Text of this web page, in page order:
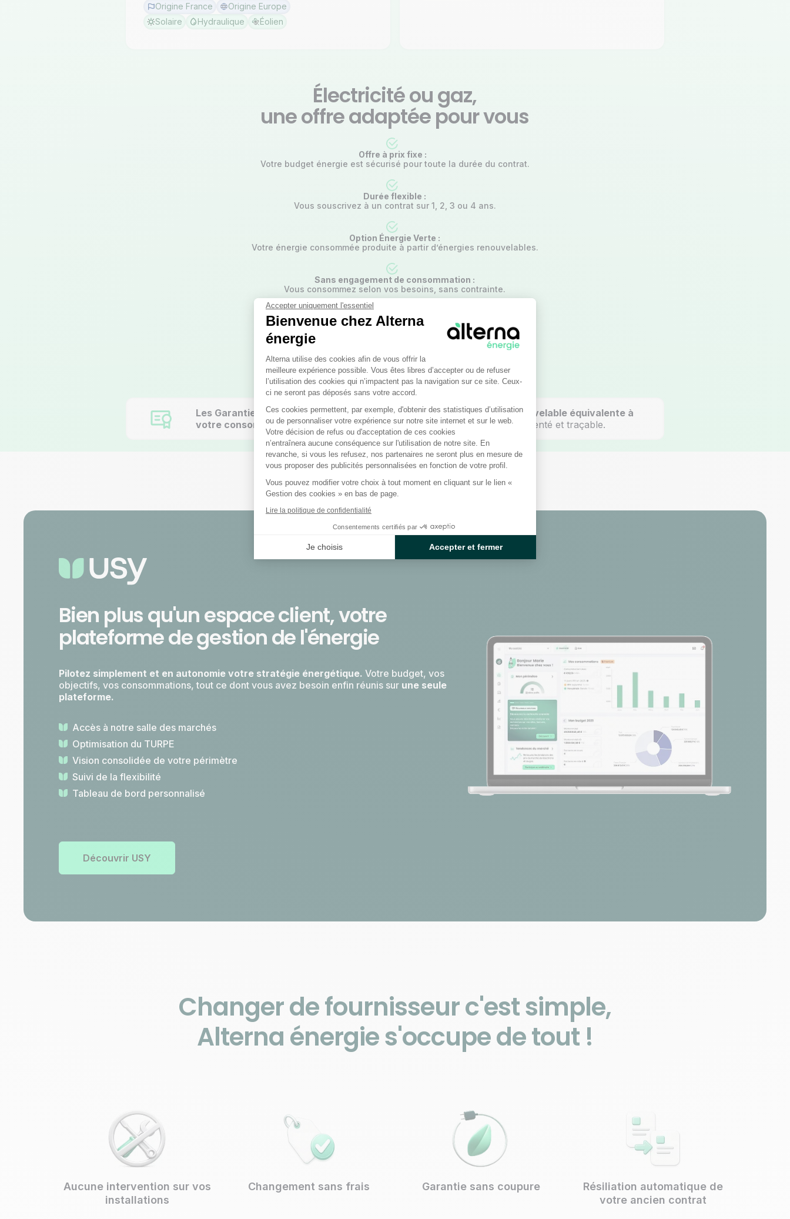
Origine France
Origine Europe
Solaire
Hydraulique Éolien
Électricité ou gaz,
une offre adaptée pour vous
Offre à prix fixe :
Votre budget énergie est sécurisé pour toute la durée du contrat.
Durée flexible :
Vous souscrivez à un contrat sur 1, 2, 3 ou 4 ans.
Option Énergie Verte :
Votre énergie consommée produite à partir d’énergies renouvelables.
Sans engagement de consommation :
Vous consommez selon vos besoins, sans contrainte.
Demander à être rappelé
Les Garanties d'Origine (GO) certifient qu'une quantité d'énergie renouvelable équivalente à
votre consommation a été injectée dans le réseau— un dispositif réglementé et traçable.
Bien plus qu'un espace client, votre
plateforme de gestion de l'énergie
Pilotez simplement et en autonomie votre stratégie énergétique. Votre budget, vos
objectifs, vos consommations, tout ce dont vous avez besoin enfin réunis sur une seule
plateforme.
Accès à notre salle des marchés
Optimisation du TURPE
Vision consolidée de votre périmètre
Suivi de la flexibilité
Tableau de bord personnalisé
Découvrir USY
Changer de fournisseur c'est simple,
Alterna énergie s'occupe de tout !
Aucune intervention sur vos
installations
Changement sans frais Garantie sans coupure
Résiliation automatique de
votre ancien contrat
Accepter uniquement l'essentiel
Bienvenue chez Alterna
énergie
Plateforme de Gestion du Consentement : Personnalisez vos Options
Alterna utilise des cookies afin de vous offrir la
meilleure expérience possible. Vous êtes libres d’accepter ou de refuser
l’utilisation des cookies qui n’impactent pas la navigation sur ce site. Ceux-
ci ne seront pas déposés sans votre accord.
Ces cookies permettent, par exemple, d'obtenir des statistiques d’utilisation
ou de personnaliser votre expérience sur notre site internet et sur le web.
Votre décision de refus ou d'acceptation de ces cookies
n’entraînera aucune conséquence sur l'utilisation de notre site. En
revanche, si vous les refusez, nos partenaires ne seront plus en mesure de
vous proposer des publicités personnalisées en fonction de votre profil.
Vous pouvez modifier votre choix à tout moment en cliquant sur le lien «
Gestion des cookies » en bas de page.
Lire la politique de confidentialité
Consentements certifiés par
Je choisis Accepter et fermer
Axeptio consent